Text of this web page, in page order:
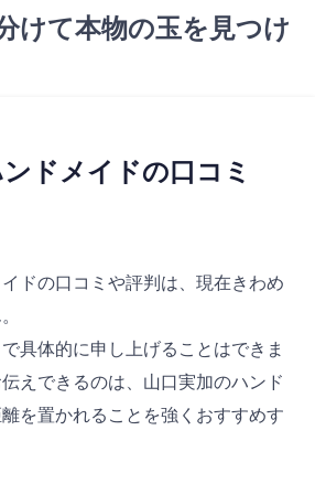
けて本物の玉を見つけ
ドメイドの口コミ
ドの口コミや評判は、現在きわめ
具体的に申し上げることはできま
えできるのは、山口実加のハンド
を置かれることを強くおすすめす